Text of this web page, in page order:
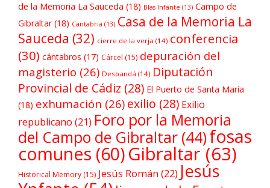
de la Memoria La Sauceda (18) Blas Infante (13) Campo de
Gibraltar(18) Cantabria (13) Casa de la Memoria La
Sauceda (32) cierre de la verja (14) conferencia
(30) cántabros (17) Cárcel (15) depuración del
magisterio (26) Desbandá (14) Diputación
Provincial de Cádiz (28) El Puerto de Santa María
(18) exhumación (26) exilio (28) Exilio
republicano (21) Foro por la Memoria
del Campo de Gibraltar (44)fosas
comunes (60)Gibraltar(63)
Historical Memory (15) Jesús Román(22) Jesús